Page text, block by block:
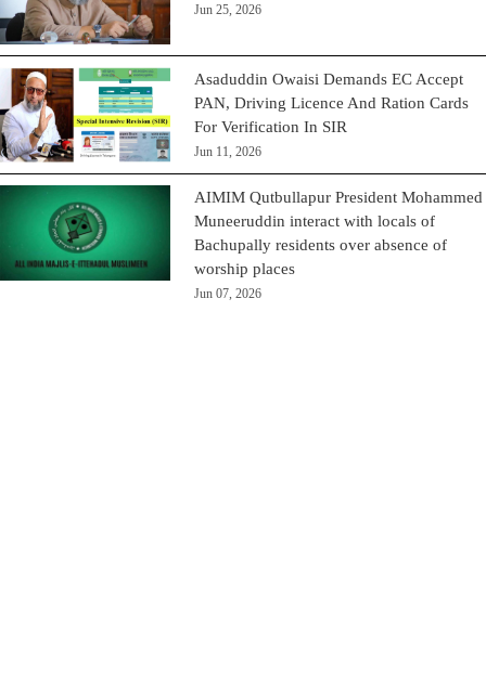
Jun 25, 2026
Asaduddin Owaisi Demands EC Accept
PAN, Driving Licence And Ration Cards
For Verification In SIR
Jun 11, 2026
AIMIM Qutbullapur President Mohammed
Muneeruddin interact with locals of
Bachupally residents over absence of
worship places
Jun 07, 2026